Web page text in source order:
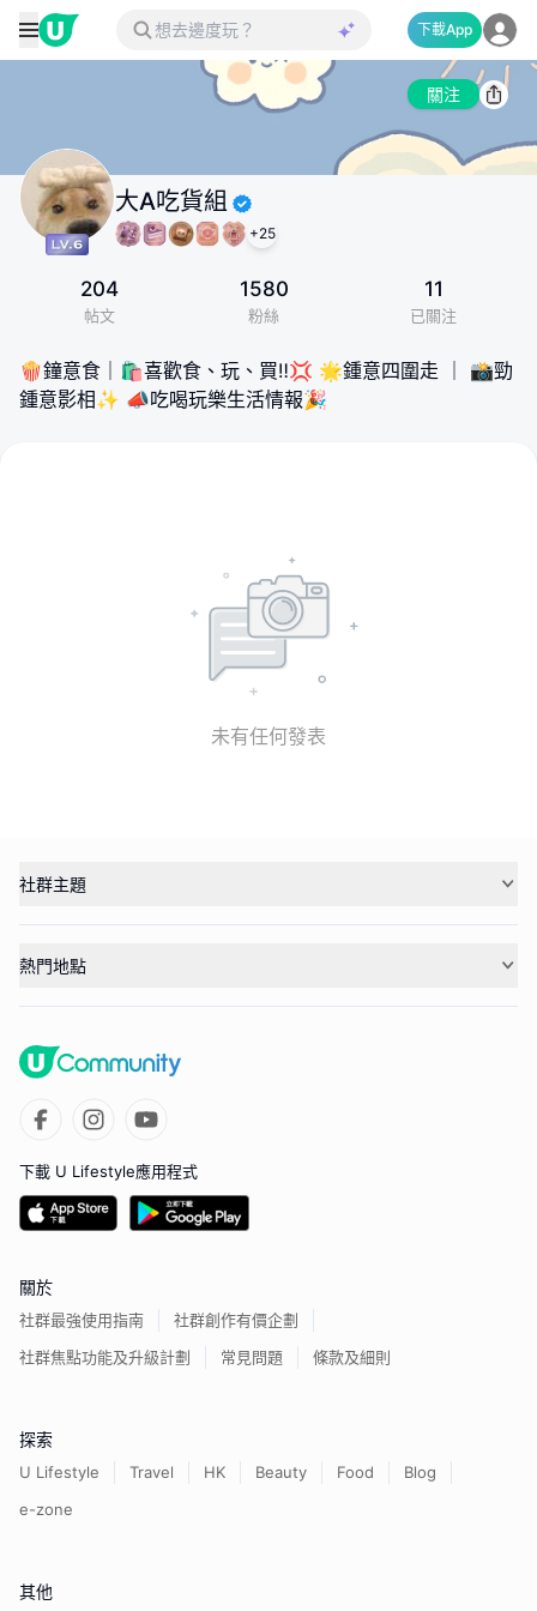
下載App
關注
大A吃貨組
+25
204
帖文
1580
粉絲
11
已關注
🍿鐘意食｜🛍️喜歡食、玩、買‼️💢 🌟鍾意四圍走 ｜ 📸勁
鍾意影相✨ 📣吃喝玩樂生活情報🎉
未有任何發表
社群主題
熱門地點
下載 U Lifestyle應用程式
關於
社群最強使用指南
社群創作有價企劃
社群焦點功能及升級計劃
常見問題 條款及細則
探索
U Lifestyle Travel HK Beauty Food
Blog
e-zone
其他